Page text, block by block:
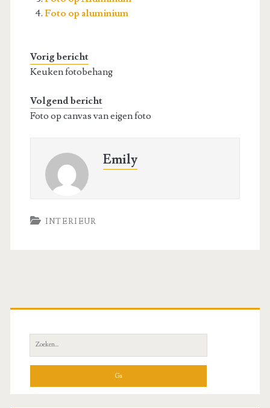
Foto op aluminium
Vorig bericht
Keuken fotobehang
Volgend bericht
Foto op canvas van eigen foto
Emily
INTERIEUR
Primaire
zijbalk
Zoeken
naar: